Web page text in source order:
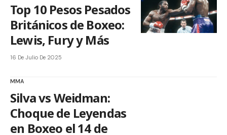
Top 10 Pesos Pesados
Británicos de Boxeo:
Lewis, Fury y Más
16 De Julio De 2025
MMA
Silva vs Weidman:
Choque de Leyendas
en Boxeo el 14 de